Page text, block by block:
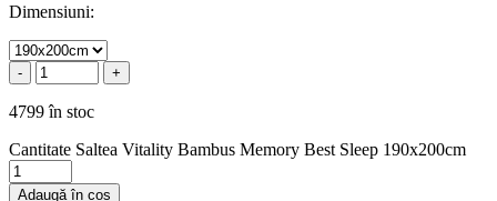
Dimensiuni:
- +
4799 în stoc
Cantitate Saltea Vitality Bambus Memory Best Sleep 190x200cm
Adaugă în coș